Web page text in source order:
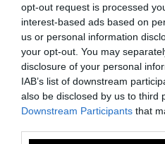
opt-out request is processed
interest-based ads based on
us or personal information
your opt-out. You may
disclosure of your personal
IAB’s list of downstream
also be disclosed by us to third
Downstream Participants that
δοκιμές που έχει
Σημειώστε ότι από το
περιπτώσεις, όπως οι
Κορέας τον Οκτώβριο
του 2009 αλλά και το
στην Ιαπωνία μετά τον
σεισμό.